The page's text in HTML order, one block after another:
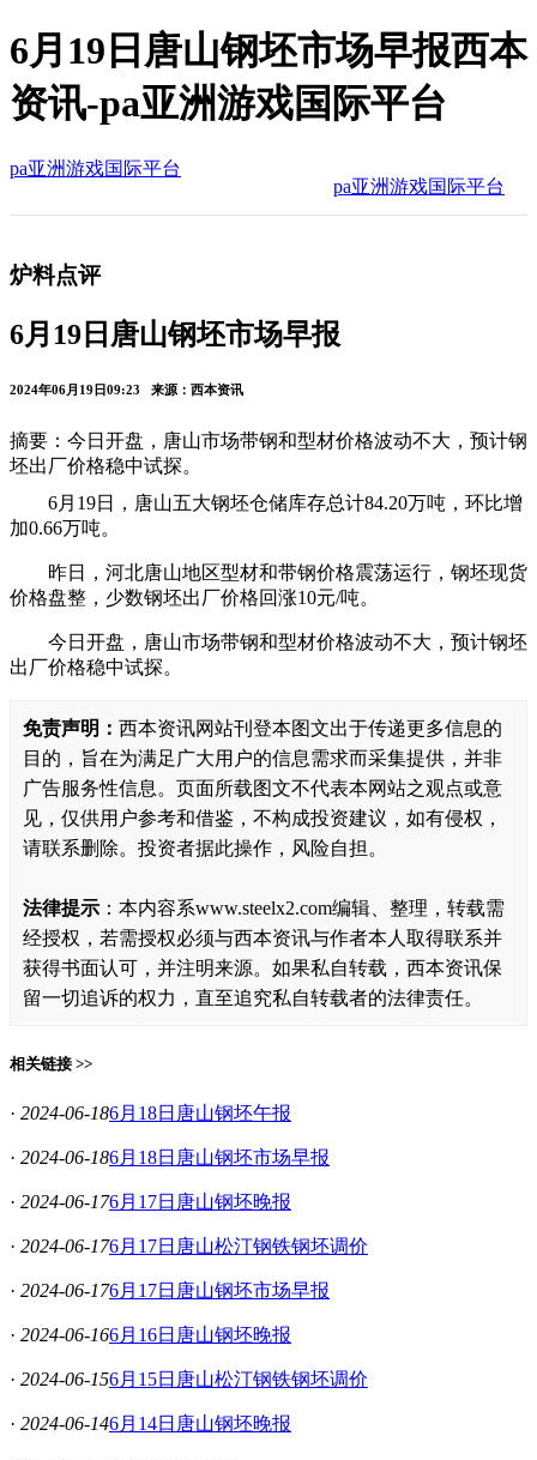
6月19日唐山钢坯市场早报西本
资讯-pa亚洲游戏国际平台
pa亚洲游戏国际平台
pa亚洲游戏国际平台
炉料点评
6月19日唐山钢坯市场早报
2024年06月19日09:23 来源：西本资讯
摘要：今日开盘，唐山市场带钢和型材价格波动不大，预计钢
坯出厂价格稳中试探。
6月19日，唐山五大钢坯仓储库存总计84.20万吨，环比增
加0.66万吨。
昨日，河北唐山地区型材和带钢价格震荡运行，钢坯现货
价格盘整，少数钢坯出厂价格回涨10元/吨。
今日开盘，唐山市场带钢和型材价格波动不大，预计钢坯
出厂价格稳中试探。
免责声明： 西本资讯网站刊登本图文出于传递更多信息的
目的，旨在为满足广大用户的信息需求而采集提供，并非
广告服务性信息。页面所载图文不代表本网站之观点或意
见，仅供用户参考和借鉴，不构成投资建议，如有侵权，
请联系删除。投资者据此操作，风险自担。
法律提示 ：本内容系www.steelx2.com编辑、整理，转载需
经授权，若需授权必须与西本资讯与作者本人取得联系并
获得书面认可，并注明来源。如果私自转载，西本资讯保
留一切追诉的权力，直至追究私自转载者的法律责任。
相关链接 >>
· 2024-06-186月18日唐山钢坯午报
· 2024-06-186月18日唐山钢坯市场早报
· 2024-06-176月17日唐山钢坯晚报
· 2024-06-176月17日唐山松汀钢铁钢坯调价
· 2024-06-176月17日唐山钢坯市场早报
· 2024-06-166月16日唐山钢坯晚报
· 2024-06-156月15日唐山松汀钢铁钢坯调价
· 2024-06-146月14日唐山钢坯晚报